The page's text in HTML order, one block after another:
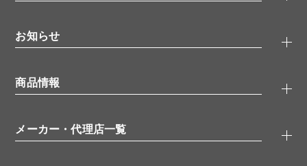
タンパク質検索
ELISA/ELISpot検索
品番検索
お知らせ
無料サンプル
ウェビナー （オンラインセミナー）
学会・展示スケジュール
商品情報
抗体
メーカー・代理店一覧